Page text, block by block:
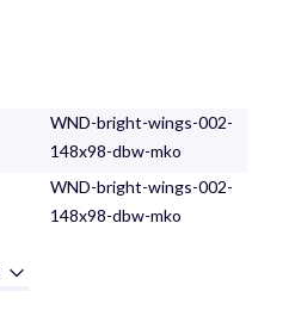
WND-bright-wings-002-
148x98-dbw-mko
WND-bright-wings-002-
148x98-dbw-mko